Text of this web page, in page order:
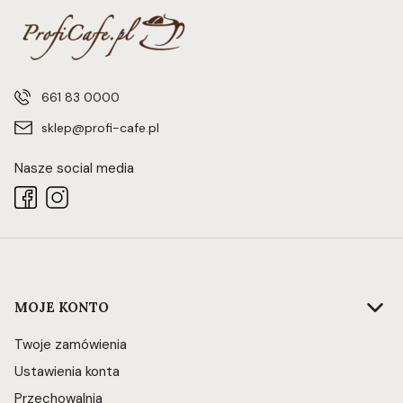
661 83 0000
sklep@profi-cafe.pl
Nasze social media
Linki w stopce
MOJE KONTO
Twoje zamówienia
Ustawienia konta
Przechowalnia